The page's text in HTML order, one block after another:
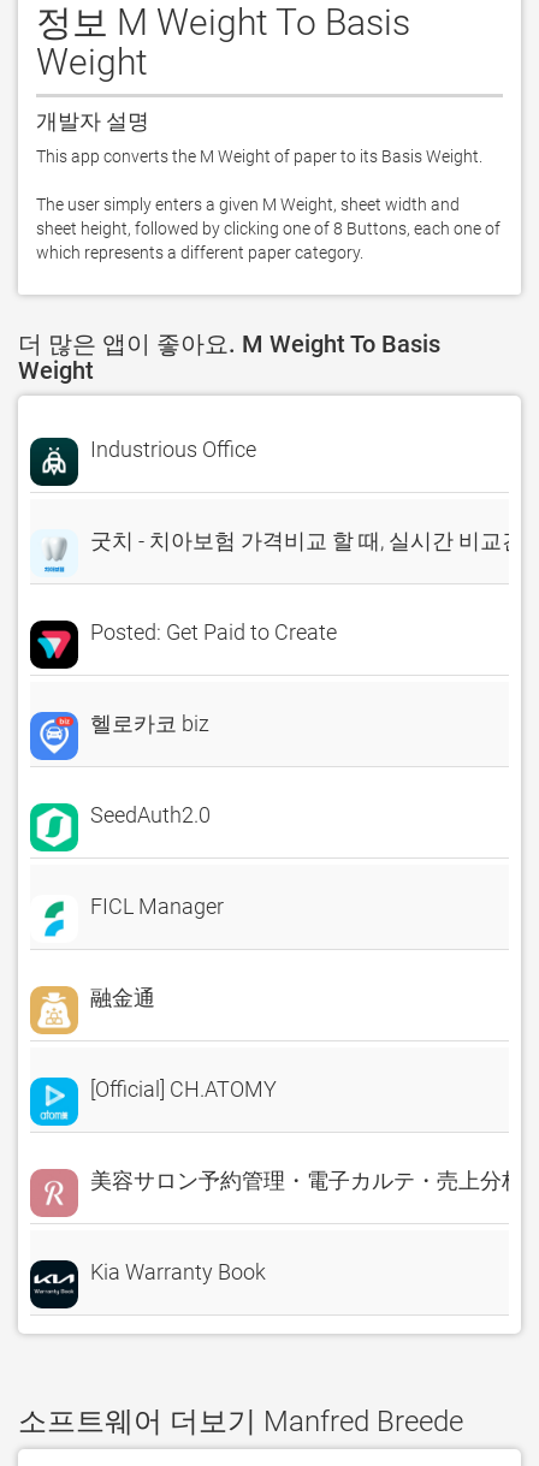
정보 M Weight To Basis
Weight
개발자 설명
This app converts the M Weight of paper to its Basis Weight.
The user simply enters a given M Weight, sheet width and
sheet height, followed by clicking one of 8 Buttons, each one of
which represents a different paper category.
더 많은 앱이 좋아요. M Weight To Basis
Weight
Industrious Office
굿치 - 치아보험 가격비교 할 때, 실시간 비교견
Posted: Get Paid to Create
헬로카코 biz
SeedAuth2.0
FICL Manager
融金通
[Official] CH.ATOMY
美容サロン予約管理・電子カルテ・売上分析
Kia Warranty Book
소프트웨어 더보기 Manfred Breede